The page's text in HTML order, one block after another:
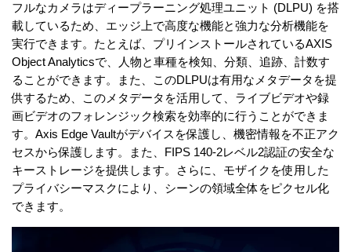
フルなカメラはディープラーニング処理ユニット (DLPU) を搭
載しているため、エッジ上で高度な機能と強力な分析機能を
実行できます。たとえば、プリインストールされているAXIS
Object Analyticsで、人物と車種を検知、分類、追跡、計数す
ることができます。また、このDLPUは有用なメタデータを提
供するため、このメタデータを活用して、ライブビデオや録
画ビデオのフォレンジック検索を効率的に行うことができま
す。Axis Edge Vaultがデバイスを保護し、機密情報を不正アク
セスから保護します。また、FIPS 140-2レベル2認証の安全な
キーストレージを提供します。さらに、モザイクを使用した
プライバシーマスクにより、シーンの領域全体をピクセル化
できます。